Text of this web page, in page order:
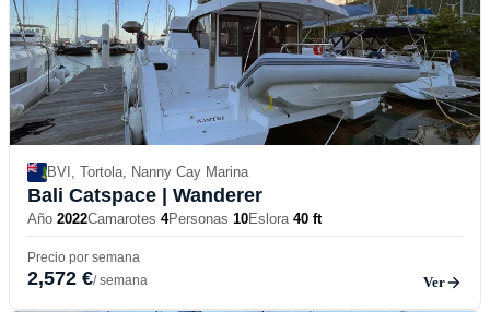
BVI, Tortola, Nanny Cay Marina
Bali Catspace | Wanderer
Año 2022Camarotes 4Personas 10Eslora 40 ft
Precio por semana
2,572 €/ semana Ver